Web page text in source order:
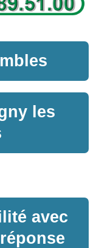
les
avec